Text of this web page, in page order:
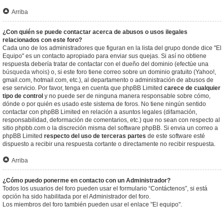
Arriba
¿Con quién se puede contactar acerca de abusos o usos ilegales
relacionados con este foro?
Cada uno de los administradores que figuran en la lista del grupo donde dice "El
Equipo" es un contacto apropiado para enviar sus quejas. Si así no obtiene
respuesta debería tratar de contactar con el dueño del dominio (efectúe una
búsqueda whois) o, si este foro tiene correo sobre un dominio gratuito (Yahoo!,
gmail.com, hotmail.com, etc.), al departamento o administración de abusos de
ese servicio. Por favor, tenga en cuenta que phpBB Limited carece de cualquier
tipo de control y no puede ser de ninguna manera responsable sobre cómo,
dónde o por quién es usado este sistema de foros. No tiene ningún sentido
contactar con phpBB Limited en relación a asuntos legales (difamación,
responsabilidad, deformación de comentarios, etc.) que no sean con respecto al
sitio phpbb.com o la discreción misma del software phpBB. Si envia un correo a
phpBB Limited respecto del uso de terceras partes de este software esté
dispuesto a recibir una respuesta cortante o directamente no recibir respuesta.
Arriba
¿Cómo puedo ponerme en contacto con un Administrador?
Todos los usuarios del foro pueden usar el formulario “Contáctenos”, si está
opción ha sido habilitada por el Administrador del foro.
Los miembros del foro también pueden usar el enlace "El equipo".